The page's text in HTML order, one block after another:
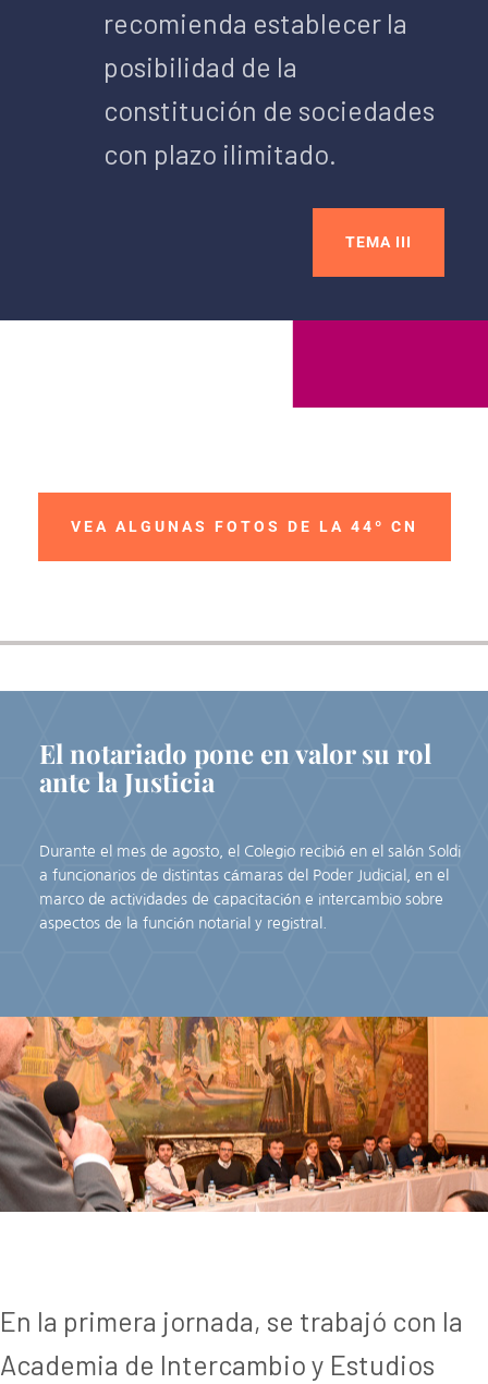
recomienda establecer la
posibilidad de la
constitución de sociedades
con plazo ilimitado.
TEMA III
VEA ALGUNAS FOTOS DE LA 44º CN
El notariado pone en valor su rol
ante la Justicia
Durante el mes de agosto, el Colegio recibió en el salón Soldi
a funcionarios de distintas cámaras del Poder Judicial, en el
marco de actividades de capacitación e intercambio sobre
aspectos de la función notarial y registral.
En la primera jornada, se trabajó con la
Academia de Intercambio y Estudios